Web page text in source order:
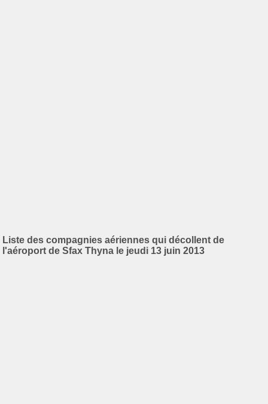
Liste des compagnies aériennes qui décollent de
l'aéroport de Sfax Thyna le jeudi 13 juin 2013